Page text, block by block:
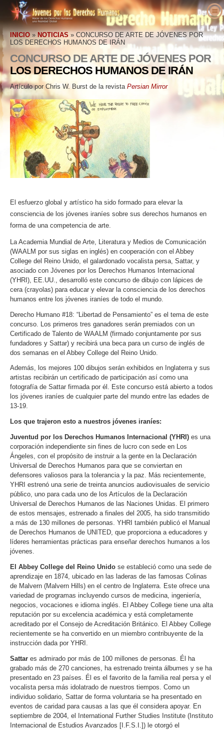
Acerca de Nosotros
¿Qué es Jóvenes por los Derechos
Humanos?
Nuestro Propósito
Historia de Jóvenes por los Derechos
Humanos
Personal Ejecutivo
Junta Asesora
Colaboradores de Jóvenes por los Derechos
Humanos Internacional
Proclamaciones y Reconocimientos
¿Qué son los Derechos Humanos?
Derechos Humanos Definidos
Los Antecedentes de los Derechos
Humanos
Declaración Universal de los Derechos
Humanos
Educadores
Bienvenidos
Detalles del Paquete Educativo
Resultados de Educadores
Plan de Estudios de los Derechos Humanos
Programas de Educadores
Implementación del Programa
Actúa
Involúcrate
Petición
Afiliaciones y Donaciones
Grupos
Competencias
Voces a Favor de los Derechos
Humanos
Defensores de los Derechos Humanos
Organizaciones de Derechos Humanos
Abusos de los Derechos Humanos
Noticias
Haz Tu Pedido
Contacto
INICIO» NOTICIAS » CONCURSO DE ARTE DE JÓVENES POR
LOS DERECHOS HUMANOS DE IRÁN
CONCURSO DE ARTE DE JÓVENES POR
LOS DERECHOS HUMANOS DE IRÁN
Artículo por Chris W. Burst de la revista Persian Mirror
El esfuerzo global y artístico ha sido formado para elevar la
consciencia de los jóvenes iraníes sobre sus derechos humanos en
forma de una competencia de arte.
La Academia Mundial de Arte, Literatura y Medios de Comunicación
(WAALM por sus siglas en inglés) en cooperación con el Abbey
College del Reino Unido, el galardonado vocalista persa, Sattar, y
asociado con Jóvenes por los Derechos Humanos Internacional
(YHRI), EE.UU., desarrolló este concurso de dibujo con lápices de
cera (crayolas) para educar y elevar la consciencia de los derechos
humanos entre los jóvenes iraníes de todo el mundo.
Derecho Humano #18: “Libertad de Pensamiento” es el tema de este
concurso. Los primeros tres ganadores serán premiados con un
Certificado de Talento de WAALM (firmado conjuntamente por sus
fundadores y Sattar) y recibirá una beca para un curso de inglés de
dos semanas en el Abbey College del Reino Unido.
Además, los mejores 100 dibujos serán exhibidos en Inglaterra y sus
artistas recibirán un certificado de participación así como una
fotografía de Sattar firmada por él. Este concurso está abierto a todos
los jóvenes iraníes de cualquier parte del mundo entre las edades de
13-19.
Los que trajeron esto a nuestros jóvenes iraníes:
Juventud por los Derechos Humanos Internacional (YHRI) es una
corporación independiente sin fines de lucro con sede en Los
Ángeles, con el propósito de instruir a la gente en la Declaración
Universal de Derechos Humanos para que se conviertan en
defensores valiosos para la tolerancia y la paz. Más recientemente,
YHRI estrenó una serie de treinta anuncios audiovisuales de servicio
público, uno para cada uno de los Artículos de la Declaración
Universal de Derechos Humanos de las Naciones Unidas. El primero
de estos mensajes, estrenado a finales del 2005, ha sido transmitido
a más de 130 millones de personas. YHRI también publicó el Manual
de Derechos Humanos de UNITED, que proporciona a educadores y
líderes herramientas prácticas para enseñar derechos humanos a los
jóvenes.
El Abbey College del Reino Unido se estableció como una sede de
aprendizaje en 1874, ubicado en las laderas de las famosas Colinas
de Malvern (Malvern Hills) en el centro de Inglaterra. Este ofrece una
variedad de programas incluyendo cursos de medicina, ingeniería,
negocios, vocaciones e idioma inglés. El Abbey College tiene una alta
reputación por su excelencia académica y está completamente
acreditado por el Consejo de Acreditación Británico. El Abbey College
recientemente se ha convertido en un miembro contribuyente de la
instrucción dada por YHRI.
Sattar es admirado por más de 100 millones de personas. Él ha
grabado más de 270 canciones, ha estrenado treinta álbumes y se ha
presentado en 23 países. Él es el favorito de la familia real persa y el
vocalista persa más idolatrado de nuestros tiempos. Como un
individuo solidario, Sattar de forma voluntaria se ha presentado en
eventos de caridad para causas a las que él considera apoyar. En
septiembre de 2004, el International Further Studies Institute (Instituto
Internacional de Estudios Avanzados [I.F.S.I.]) le otorgó el